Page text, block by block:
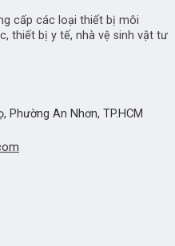
cấp các loại thiết bị môi
thiết bị y tế, nhà vệ sinh vật tư
An Nhơn, TP.HCM